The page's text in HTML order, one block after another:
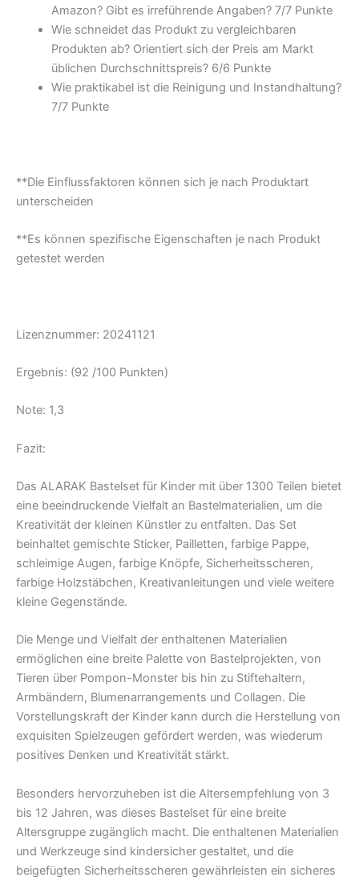
Amazon? Gibt es irreführende Angaben? 7/7 Punkte
Wie schneidet das Produkt zu vergleichbaren
Produkten ab? Orientiert sich der Preis am Markt
üblichen Durchschnittspreis? 6/6 Punkte
Wie praktikabel ist die Reinigung und Instandhaltung?
7/7 Punkte
**Die Einflussfaktoren können sich je nach Produktart
unterscheiden
**Es können spezifische Eigenschaften je nach Produkt
getestet werden
Lizenznummer: 20241121
Ergebnis: (92 /100 Punkten)
Note: 1,3
Fazit:
Das ALARAK Bastelset für Kinder mit über 1300 Teilen bietet
eine beeindruckende Vielfalt an Bastelmaterialien, um die
Kreativität der kleinen Künstler zu entfalten. Das Set
beinhaltet gemischte Sticker, Pailletten, farbige Pappe,
schleimige Augen, farbige Knöpfe, Sicherheitsscheren,
farbige Holzstäbchen, Kreativanleitungen und viele weitere
kleine Gegenstände.
Die Menge und Vielfalt der enthaltenen Materialien
ermöglichen eine breite Palette von Bastelprojekten, von
Tieren über Pompon-Monster bis hin zu Stiftehaltern,
Armbändern, Blumenarrangements und Collagen. Die
Vorstellungskraft der Kinder kann durch die Herstellung von
exquisiten Spielzeugen gefördert werden, was wiederum
positives Denken und Kreativität stärkt.
Besonders hervorzuheben ist die Altersempfehlung von 3
bis 12 Jahren, was dieses Bastelset für eine breite
Altersgruppe zugänglich macht. Die enthaltenen Materialien
und Werkzeuge sind kindersicher gestaltet, und die
beigefügten Sicherheitsscheren gewährleisten ein sicheres